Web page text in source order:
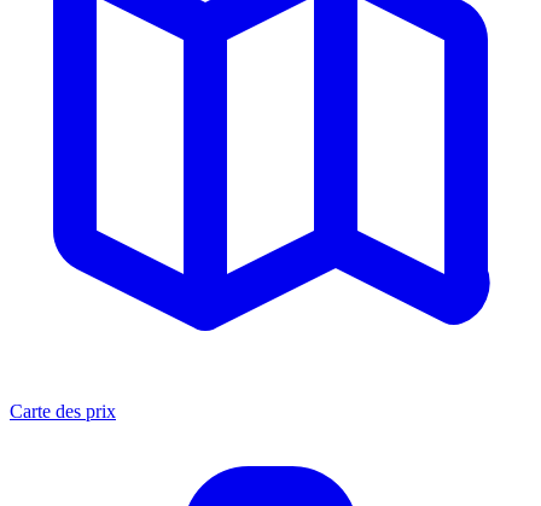
Carte des prix